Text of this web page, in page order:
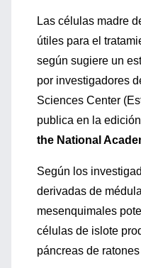
Las células madre
útiles para el
según sugiere un
por investigadores
Sciences Center
publica en la
the National
Según los
derivadas de
mesenquimales
células de islote
páncreas de